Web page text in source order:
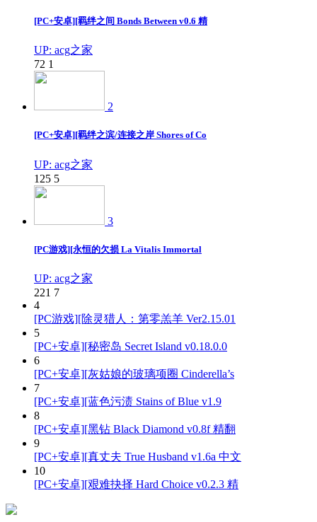
[PC+安卓][羁绊之间 Bonds Between v0.6 精
UP: acg之家
72 1
2
[PC+安卓][羁绊之滨/连接之岸 Shores of Co
UP: acg之家
125 5
3
[PC游戏][永恒的欠损 La Vitalis Immortal
UP: acg之家
221 7
4
[PC游戏][除灵猎人：第零羔羊 Ver2.15.01
5
[PC+安卓][秘密岛 Secret Island v0.18.0.0
6
[PC+安卓][灰姑娘的玻璃项圈 Cinderella’s
7
[PC+安卓][蓝色污渍 Stains of Blue v1.9
8
[PC+安卓][黑钻 Black Diamond v0.8f 精翻
9
[PC+安卓][真丈夫 True Husband v1.6a 中文
10
[PC+安卓][艰难抉择 Hard Choice v0.2.3 精